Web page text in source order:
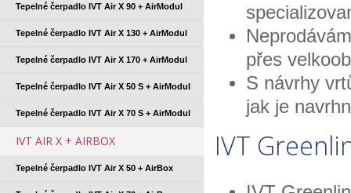
Tepelné čerpadlo IVT Air X 90 + AirModul
Tepelné čerpadlo IVT Air X 130 + AirModul
Tepelné čerpadlo IVT Air X 170 + AirModul
Tepelné čerpadlo IVT Air X 50 S + AirModul
Tepelné čerpadlo IVT Air X 70 S + AirModul
IVT AIR X + AIRBOX
Tepelné čerpadlo IVT Air X 50 + AirBox
přes
S návrhy
jak je
IVT